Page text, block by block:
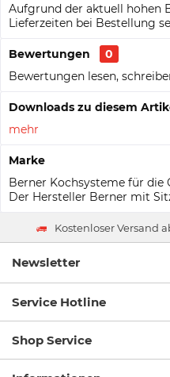
Aufgrund der aktuell hohen
Lieferzeiten bei Bestellung
Bewertungen
0
Bewertungen lesen,
Downloads zu diesem
mehr
Marke
Berner Kochsysteme für die
Der Hersteller Berner mit
Kostenloser Versand
Newsletter
Service Hotline
Shop Service